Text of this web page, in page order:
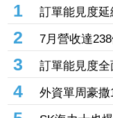
1
訂單能見度
創同期新高
2
7月營收達
「這晶圓代
3
訂單能見度
逾百億元訂
4
外資單周豪
鎖定5檔主動